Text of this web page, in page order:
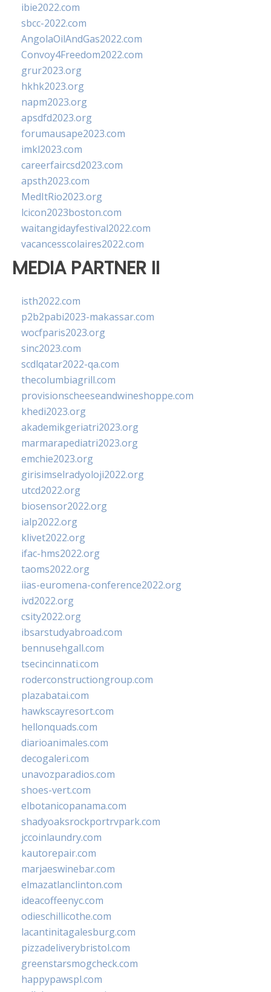
ibie2022.com
sbcc-2022.com
AngolaOilAndGas2022.com
Convoy4Freedom2022.com
grur2023.org
hkhk2023.org
napm2023.org
apsdfd2023.org
forumausape2023.com
imkl2023.com
careerfaircsd2023.com
apsth2023.com
MedItRio2023.org
lcicon2023boston.com
waitangidayfestival2022.com
vacancesscolaires2022.com
MEDIA PARTNER II
isth2022.com
p2b2pabi2023-makassar.com
wocfparis2023.org
sinc2023.com
scdlqatar2022-qa.com
thecolumbiagrill.com
provisionscheeseandwineshoppe.com
khedi2023.org
akademikgeriatri2023.org
marmarapediatri2023.org
emchie2023.org
girisimselradyoloji2022.org
utcd2022.org
biosensor2022.org
ialp2022.org
klivet2022.org
ifac-hms2022.org
taoms2022.org
iias-euromena-conference2022.org
ivd2022.org
csity2022.org
ibsarstudyabroad.com
bennusehgall.com
tsecincinnati.com
roderconstructiongroup.com
plazabatai.com
hawkscayresort.com
hellonquads.com
diarioanimales.com
decogaleri.com
unavozparadios.com
shoes-vert.com
elbotanicopanama.com
shadyoaksrockportrvpark.com
jccoinlaundry.com
kautorepair.com
marjaeswinebar.com
elmazatlanclinton.com
ideacoffeenyc.com
odieschillicothe.com
lacantinitagalesburg.com
pizzadeliverybristol.com
greenstarsmogcheck.com
happypawspl.com